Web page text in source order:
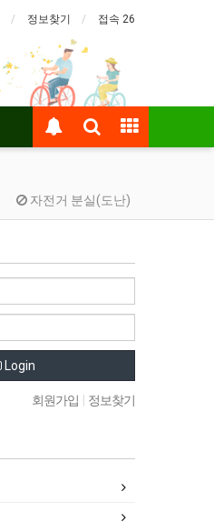
정보찾기 접속 26
자전거 분실(도난)
Login
회원가입 정보찾기